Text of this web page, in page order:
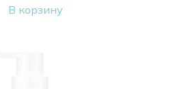
В корзину